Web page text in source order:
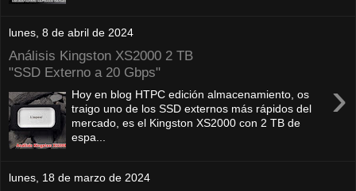
lunes, 8 de abril de 2024
Análisis Kingston XS2000 2 TB
"SSD Externo a 20 Gbps"
›
Hoy en blog HTPC edición almacenamiento, os
traigo uno de los SSD externos más rápidos del
mercado, es el Kingston XS2000 con 2 TB de
espa...
lunes, 18 de marzo de 2024